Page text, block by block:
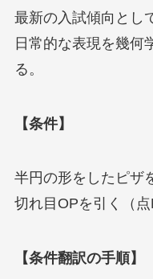
最新の入試傾向とし
日常的な表現を幾何
る。
【条件】
半円の形をしたピザ
切れ目OPを引く（点
【条件翻訳の手順】